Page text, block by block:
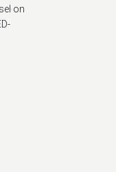
on